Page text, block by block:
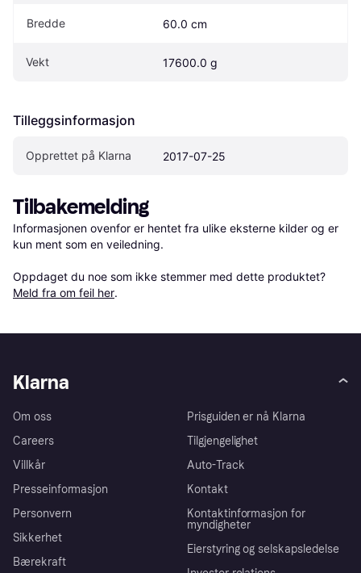
Bredde 60.0 cm
Vekt 17600.0 g
Tilleggsinformasjon
Opprettet på Klarna 2017-07-25
Tilbakemelding
Informasjonen ovenfor er hentet fra ulike eksterne kilder og er
kun ment som en veiledning.
Oppdaget du noe som ikke stemmer med dette produktet?
Meld fra om feil her.
Klarna
Om oss
Careers
Villkår
Presseinformasjon
Personvern
Sikkerhet
Bærekraft
Prisguiden er nå Klarna
Tilgjengelighet
Auto-Track
Kontakt
Kontaktinformasjon for
myndigheter
Eierstyring og selskapsledelse